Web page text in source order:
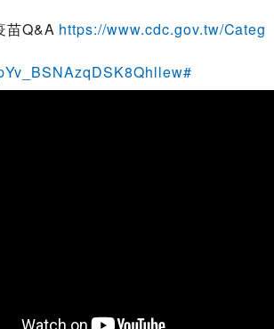
苗Q&A https://www.cdc.gov.tw/Categ